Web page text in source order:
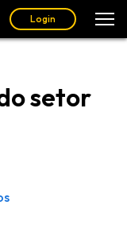
Login
setor